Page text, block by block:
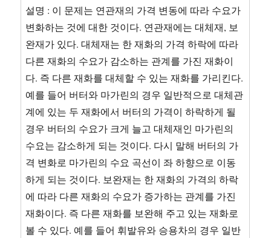
설명 : 이 문제는 연관재의 가격 변동에 따라 수요가
변화하는 것에 대한 것이다. 연관재에는 대체재, 보
완재가 있다. 대체재는 한 재화의 가격 하락에 따라
다른 재화의 수요가 감소하는 관계를 가진 재화이
다. 즉 다른 재화를 대체할 수 있는 재화를 가리킨다.
예를 들어 버터와 마가린의 경우 일반적으로 대체관
계에 있는 두 재화에서 버터의 가격이 하락하게 될
경우 버터의 수요가 크게 늘고 대체재인 마가린의
수요는 감소하게 되는 것이다. 다시 말해 버터의 가
격 변화로 마가린의 수요 곡선이 좌 하향으로 이동
하게 되는 것이다. 보완재는 한 재화의 가격의 하락
에 따라 다른 재화의 수요가 증가하는 관계를 가진
재화이다. 즉 다른 재화를 보완해 주고 있는 재화로
볼 수 있다. 예를 들어 휘발유와 승용차의 경우 일반